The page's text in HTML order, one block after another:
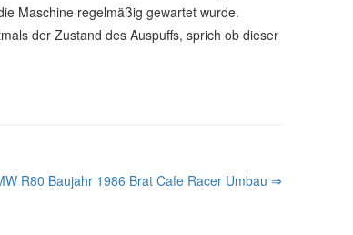
Maschine regelmäßig gewartet wurde.
der Zustand des Auspuffs, sprich ob dieser
R80 Baujahr 1986 Brat Cafe Racer Umbau ⇒